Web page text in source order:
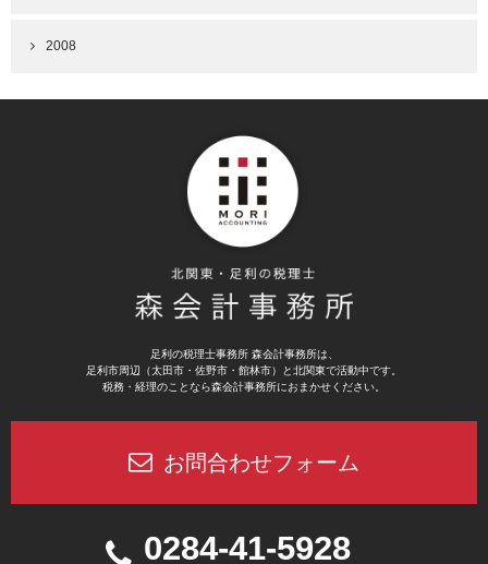
2008
足利の税理士事務所 森会計事務所は、
足利市周辺（太田市・佐野市・館林市）と北関東で活動中です。
税務・経理のことなら森会計事務所におまかせください。
お問合わせフォーム
0284-41-5928